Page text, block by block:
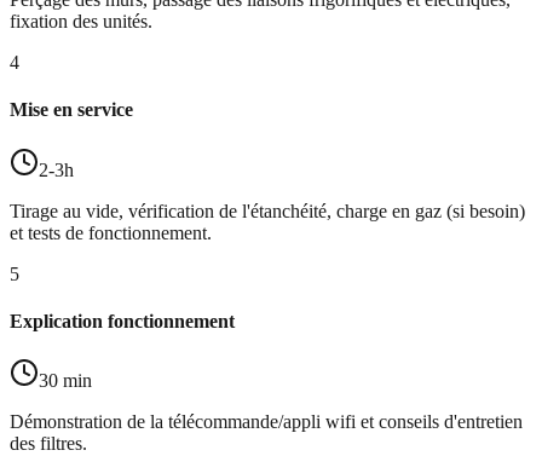
fixation des unités.
4
Mise en service
2-3h
Tirage au vide, vérification de l'étanchéité, charge en gaz (si besoin)
et tests de fonctionnement.
5
Explication fonctionnement
30 min
Démonstration de la télécommande/appli wifi et conseils d'entretien
des filtres.